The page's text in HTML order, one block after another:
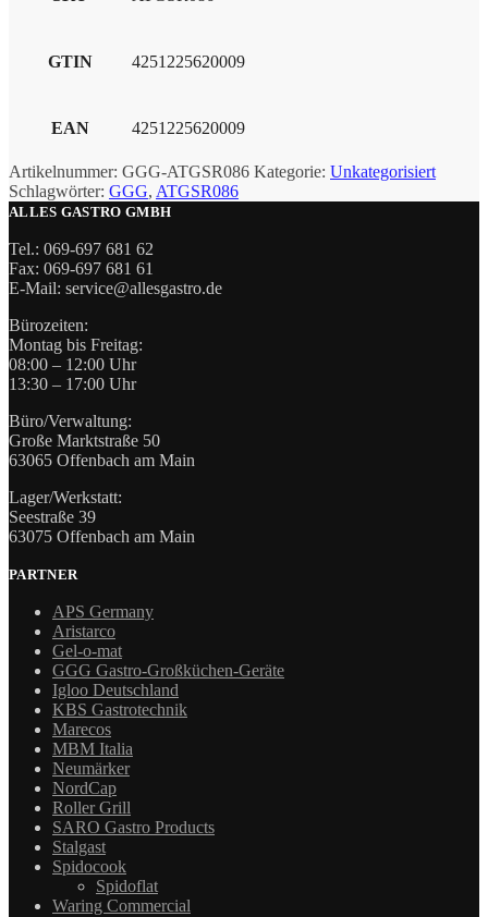
GTIN 4251225620009
EAN 4251225620009
Artikelnummer: GGG-ATGSR086 Kategorie: Unkategorisiert
Schlagwörter: GGG, ATGSR086
ALLES GASTRO GMBH
Tel.: 069-697 681 62
Fax: 069-697 681 61
E-Mail: service@allesgastro.de
Bürozeiten:
Montag bis Freitag:
08:00 – 12:00 Uhr
13:30 – 17:00 Uhr
Büro/Verwaltung:
Große Marktstraße 50
63065 Offenbach am Main
Lager/Werkstatt:
Seestraße 39
63075 Offenbach am Main
PARTNER
APS Germany
Aristarco
Gel-o-mat
GGG Gastro-Großküchen-Geräte
Igloo Deutschland
KBS Gastrotechnik
Marecos
MBM Italia
Neumärker
NordCap
Roller Grill
SARO Gastro Products
Stalgast
Spidocook
Spidoflat
Waring Commercial